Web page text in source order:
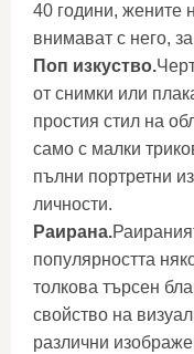
40 години, жените
внимават с него,
Поп изкуство.
от снимки или
простия стил на
само с малки
пълни портретни
личности.
Раирана.
популярността
толкова търсен
свойство на
различни